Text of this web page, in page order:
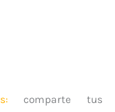
comparte tus